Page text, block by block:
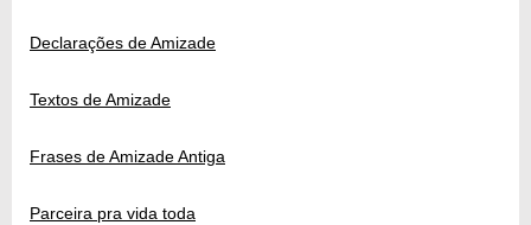
Declarações de Amizade
Textos de Amizade
Frases de Amizade Antiga
Parceira pra vida toda